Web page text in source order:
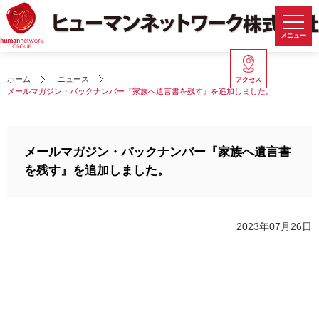
メニュー
アクセス
ホーム
ニュース
メールマガジン・バックナンバー『家族へ遺言書を残す』を追加しました。
メールマガジン・バックナンバー『家族へ遺言書
を残す』を追加しました。
2023年07月26日